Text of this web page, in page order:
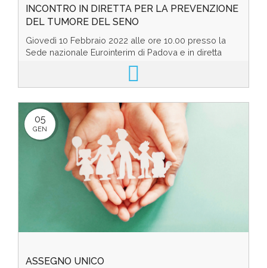
INCONTRO IN DIRETTA PER LA PREVENZIONE
DEL TUMORE DEL SENO
Giovedì 10 Febbraio 2022 alle ore 10.00 presso la
Sede nazionale Eurointerim di Padova e in diretta
social ha avuto luogo l’incontro “Tumore del sen...
05
GEN
ASSEGNO UNICO